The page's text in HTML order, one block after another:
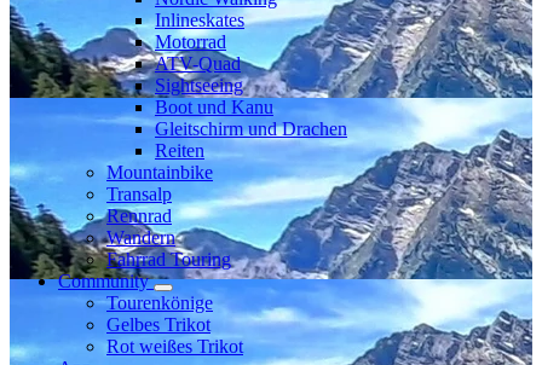
Inlineskates
Motorrad
ATV-Quad
Sightseeing
Boot und Kanu
Gleitschirm und Drachen
Reiten
Mountainbike
Transalp
Rennrad
Wandern
Fahrrad Touring
Community
Tourenkönige
Gelbes Trikot
Rot weißes Trikot